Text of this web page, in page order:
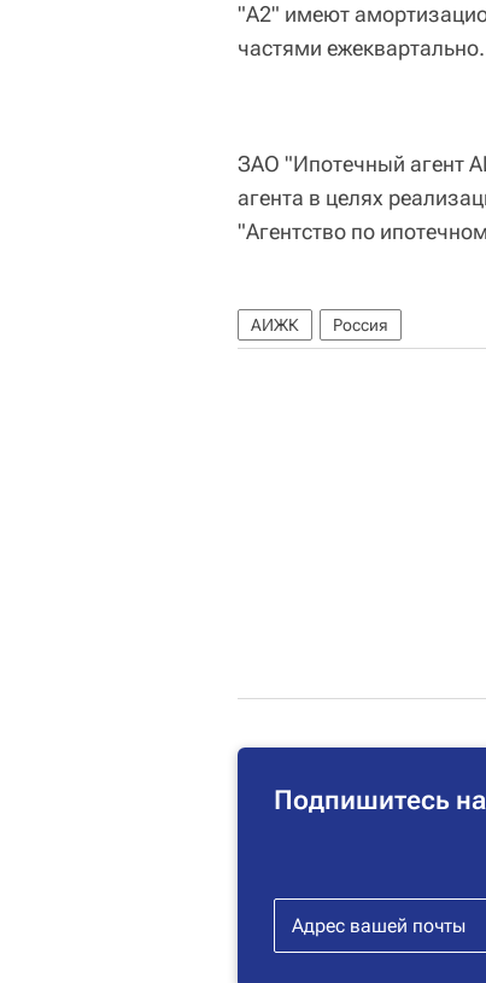
"А2" имеют
частями ежеквартально.
ЗАО "Ипотечный агент
агента в целях
"Агентство по
АИЖК Россия
Подпишитесь